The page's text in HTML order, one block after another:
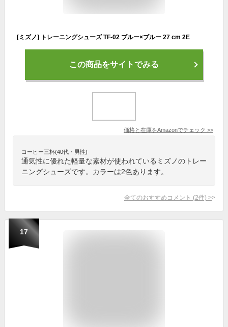
[ミズノ] トレーニングシューズ TF-02 ブルー×ブルー 27 cm 2E
この商品をサイトでみる
価格と在庫をAmazonでチェック >>
コーヒー三杯(40代・男性)
通気性に優れた軽量な素材が使われているミズノのトレー
ニングシューズです。カラーは2色あります。
全てのおすすめコメント (2件) >
17